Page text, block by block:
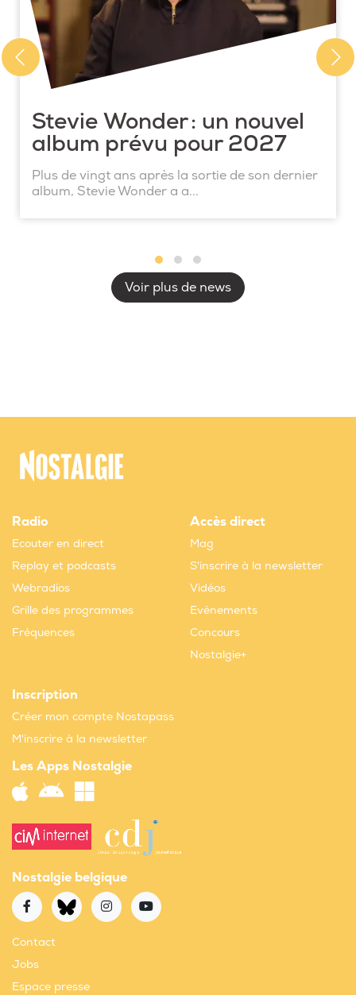
Stevie Wonder : un nouvel
album prévu pour 2027
Plus de vingt ans après la sortie de son dernier
album, Stevie Wonder a a...
Voir plus de news
Radio
Ecouter en direct
Replay et podcasts
Webradios
Grille des programmes
Fréquences
Accès direct
Mag
S'inscrire à la newsletter
Vidéos
Evènements
Concours
Nostalgie+
Inscription
Créer mon compte Nostapass
M'inscrire à la newsletter
Les Apps Nostalgie
Nostalgie belgique
Contact
Jobs
Espace presse